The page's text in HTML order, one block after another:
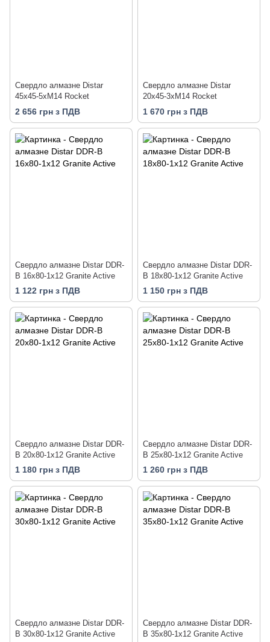
Свердло алмазне Distar
45x45-5xM14 Rocket
2 656 грн з ПДВ
Свердло алмазне Distar
20x45-3xM14 Rocket
1 670 грн з ПДВ
Свердло алмазне Distar DDR-
B 16x80-1x12 Granite Active
1 122 грн з ПДВ
Свердло алмазне Distar DDR-
B 18x80-1x12 Granite Active
1 150 грн з ПДВ
Свердло алмазне Distar DDR-
B 20x80-1x12 Granite Active
1 180 грн з ПДВ
Свердло алмазне Distar DDR-
B 25x80-1x12 Granite Active
1 260 грн з ПДВ
Свердло алмазне Distar DDR-
B 30x80-1x12 Granite Active
Свердло алмазне Distar DDR-
B 35x80-1x12 Granite Active